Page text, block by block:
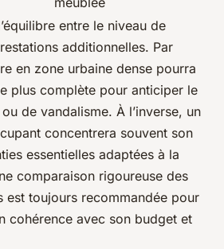
entre le niveau de
additionnelles. Par
en zone urbaine dense pourra
plus complète pour anticiper le
de vandalisme. À l’inverse, un
concentrera souvent son
essentielles adaptées à la
comparaison rigoureuse des
est toujours recommandée pour
cohérence avec son budget et